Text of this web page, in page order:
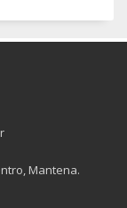
Mantena.